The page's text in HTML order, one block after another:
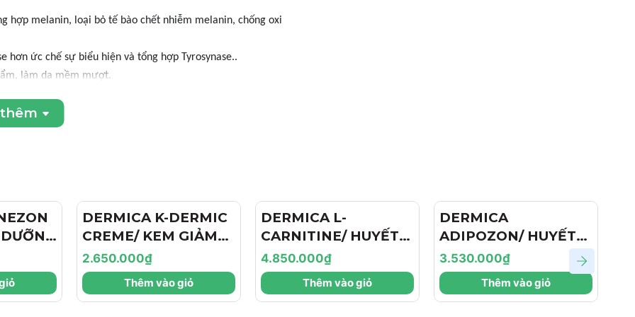
hợp melanin, loại bỏ tế bào chết nhiễm melanin, chống oxi
hơn ức chế sự biểu hiện và tổng hợp Tyrosynase..
làm da mềm mượt.
tổn.
chúng ta sẽ peel 2 lớp.
sẽ peel 1 lớp.
2 cách lớp đầu từ 5 -10 phút) sau đó lau đi bằng nước sạch.
VÀ
DERMICA K-DERMIC
CREME/ KEM GIẢM
TỤ MÁU BẦM, PHỤC
HỒI DA SAU XÂM
LẤN DERMICA K-
2.650.000₫
Thêm vào giỏ
DERMICA L-
CARNITINE/ HUYẾT
THANH PHÂN GIẢI
MỠ, SĂN CHẮC MẶT
& BODY DERMICA L-
4.850.000₫
Thêm vào giỏ
DERMICA
ADIPOZON/ HUYẾT
THANH CHUYỂN
HÓA VÀ XỬ LÝ MỠ
THỪA DERMICA
3.530.000₫
Thêm vào giỏ